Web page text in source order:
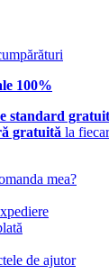
100%
standard
gratuită la
mea?
de ajutor